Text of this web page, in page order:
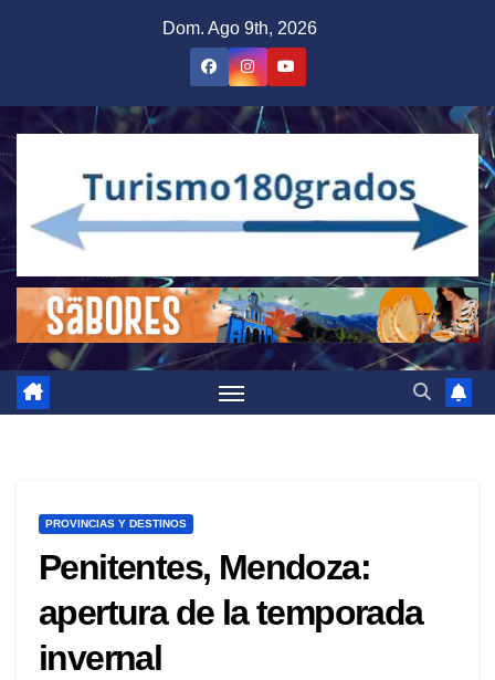
Dom. Ago 9th, 2026
PROVINCIAS Y DESTINOS
Penitentes, Mendoza:
apertura de la temporada
invernal